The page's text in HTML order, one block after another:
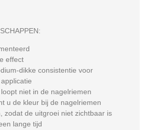
effect
dikke consistentie voor
niet in de nagelriemen
u de kleur bij de nagelriemen
zodat de uitgroei niet zichtbaar is
lange tijd